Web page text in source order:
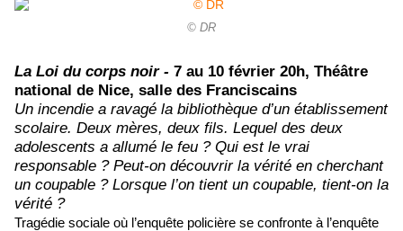
© DR
La Loi du corps noir - 7 au 10 février 20h, Théâtre
national de Nice, salle des Franciscains
Un incendie a ravagé la bibliothèque d’un établissement
scolaire. Deux mères, deux fils. Lequel des deux
adolescents a allumé le feu ? Qui est le vrai
responsable ? Peut-on découvrir la vérité en cherchant
un coupable ? Lorsque l’on tient un coupable, tient-on la
vérité ?
Tragédie sociale où l’enquête policière se confronte à l’enquête